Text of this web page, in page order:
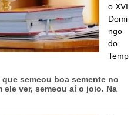
o XVI
Domi
ngo
do
Temp
semeou boa semente no
ver, semeou aí o joio. Na